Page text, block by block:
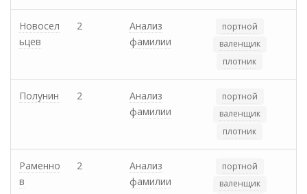
Новосел
ьцев
2
Анализ
фамилии
портной
валенщик
плотник
Полунин 2
Анализ
фамилии
портной
валенщик
плотник
Раменно
в
2
Анализ
фамилии
портной
валенщик